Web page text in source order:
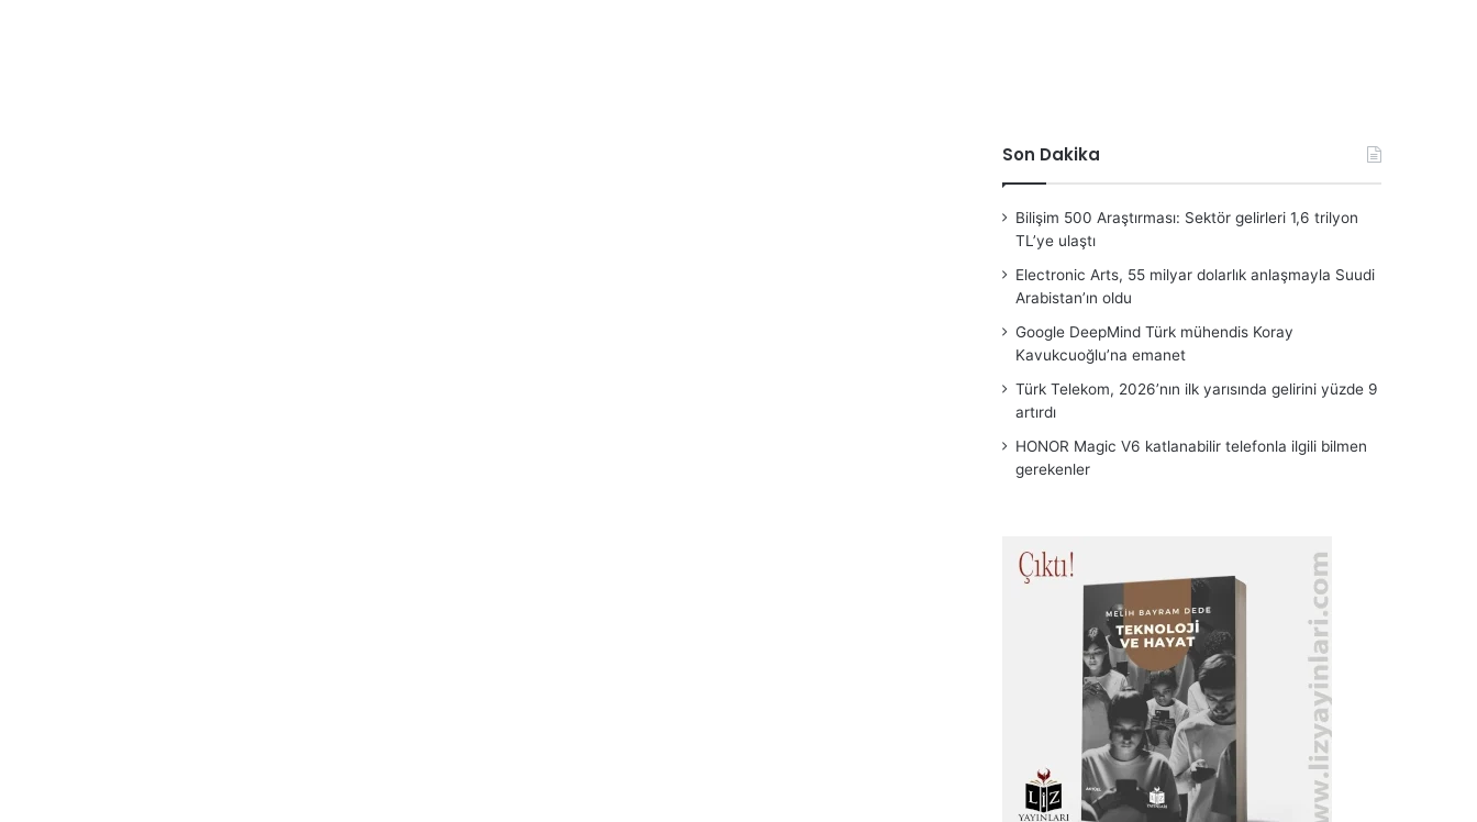
Son Dakika
Bilişim 500 Araştırması: Sektör gelirleri 1,6 trilyon
TL’ye ulaştı
Electronic Arts, 55 milyar dolarlık anlaşmayla Suudi
Arabistan’ın oldu
Google DeepMind Türk mühendis Koray
Kavukcuoğlu’na emanet
Türk Telekom, 2026’nın ilk yarısında gelirini yüzde 9
artırdı
HONOR Magic V6 katlanabilir telefonla ilgili bilmen
gerekenler